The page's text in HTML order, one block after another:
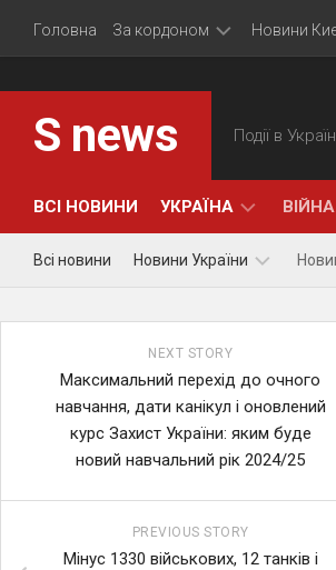
Головна За кордоном
Політика
Економіка
Новини
S news Події в
ВСІ НОВИНИ УКРАЇНА
ПОЛІТИКА
Всі новини Новини України
Політика
NEXT STORY
Максимальний перехід до очного
навчання, дати канікул і оновлений
курс Захист України: яким буде
новий навчальний рік 2024/25
PREVIOUS STORY
Мінус 1330 військових, 12 танків і